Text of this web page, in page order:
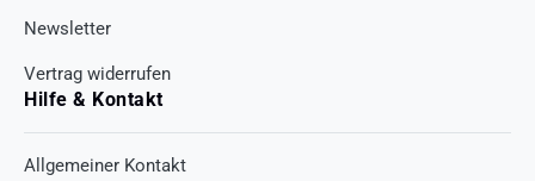
Newsletter
Vertrag widerrufen
Hilfe & Kontakt
Allgemeiner Kontakt